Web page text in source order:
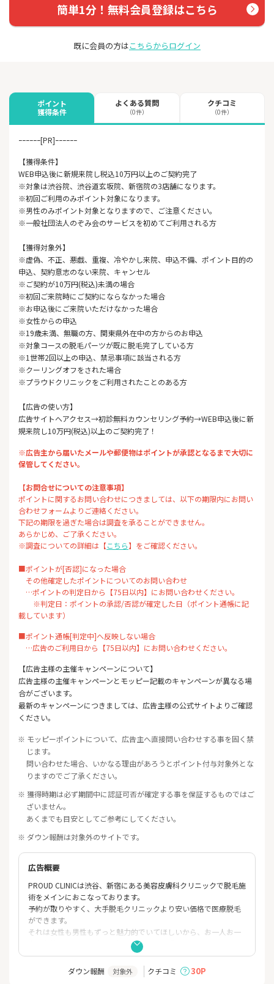
簡単1分！無料会員登録はこちら
既に会員の方はこちらからログイン
ポイント
獲得条件
よくある質問
（0件）
クチコミ
（0件）
ｰｰｰｰｰｰ[PR]ｰｰｰｰｰｰ
【獲得条件】
WEB申込後に新規来院し税込10万円以上のご契約完了
※対象は渋谷院、渋谷道玄坂院、新宿院の3店舗になります。
※初回ご利用のみポイント対象になります。
※男性のみポイント対象となりますので、ご注意ください。
※一般社団法人のぞみ会のサービスを初めてご利用される方
【獲得対象外】
※虚偽、不正、悪戯、重複、冷やかし来院、申込不備、ポイント目的の
申込、契約意志のない来院、キャンセル
※ご契約が10万円(税込)未満の場合
※初回ご来院時にご契約にならなかった場合
※お申込後にご来院いただけなかった場合
※女性からの申込
※19歳未満、無職の方、関東県外在中の方からのお申込
※対象コースの脱毛パーツが既に脱毛完了している方
※1世帯2回以上の申込、禁忌事項に該当される方
※クーリングオフをされた場合
※プラウドクリニックをご利用されたことのある方
【広告の使い方】
広告サイトへアクセス→初診無料カウンセリング予約→WEB申込後に新
規来院し10万円(税込)以上のご契約完了！
※広告主から届いたメールや郵便物はポイントが承認となるまで大切に
保管してください。
【お問合せについての注意事項】
ポイントに関するお問い合わせにつきましては、以下の期限内にお問い
合わせフォームよりご連絡ください。
下記の期限を過ぎた場合は調査を承ることができません。
あらかじめ、ご了承ください。
※調査についての詳細は【こちら】をご確認ください。
■ポイントが[否認]になった場合
その他確定したポイントについてのお問い合わせ
…ポイントの判定日から【75日以内】にお問い合わせください。
※判定日：ポイントの承認/否認が確定した日（ポイント通帳に記
載しています）
■ポイント通帳[判定中]へ反映しない場合
…広告のご利用日から【75日以内】にお問い合わせください。
【広告主様の主催キャンペーンについて】
広告主様の主催キャンペーンとモッピー記載のキャンペーンが異なる場
合がございます。
最新のキャンペーンにつきましては、広告主様の公式サイトよりご確認
ください。
※ モッピーポイントについて、広告主へ直接問い合わせする事を固く禁
じます。
問い合わせた場合、いかなる理由があろうとポイント付与対象外とな
りますのでご了承ください。
※ 獲得時期は必ず期間中に認証可否が確定する事を保証するものではご
ざいません。
あくまでも目安としてご参考にしてください。
※ ダウン報酬は対象外のサイトです。
広告概要
PROUD CLINICは渋谷、新宿にある美容皮膚科クリニックで脱毛施
術をメインにおこなっております。
予約が取りやすく、大手脱毛クリニックより安い価格で医療脱毛
ができます。
それは女性も男性もずっと魅力的でいてほしいから、お一人お一
人のお悩みにあった適切な料金プランをご提案します。
もちろん無理な勧誘はありません！
また、今年度2店舗新規開院予定！
より通いやすい美容クリニックを目指しています。
ダウン報酬 対象外 クチコミ 30P